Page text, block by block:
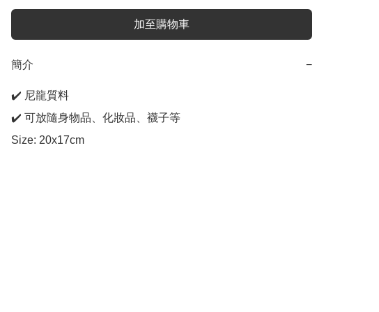
加至購物車
簡介 −
✔️ 尼龍質料
✔️ 可放隨身物品、化妝品、襪子等